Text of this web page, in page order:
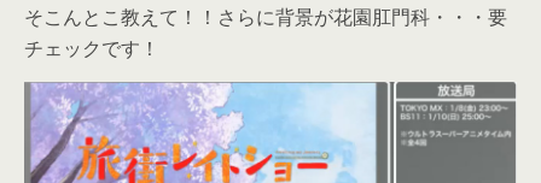
そこんとこ教えて！！さらに背景が花園肛門科・・・要
チェックです！